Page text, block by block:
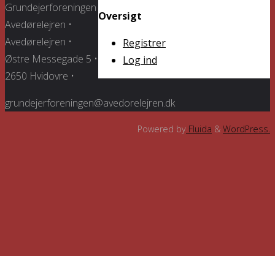
Oversigt
Registrer
Log ind
Grundejerforeningen
Avedørelejren •
Avedørelejren •
Østre Messegade 5 •
2650 Hvidovre •
grundejerforeningen@avedorelejren.dk
Powered by Fluida & WordPress.